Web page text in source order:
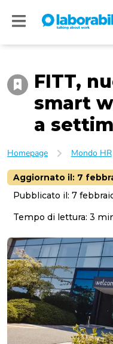
I nostri social
Accedi
People
Company
FITT,
smart
a
Homepage Mondo HR
Aggiornato il: 7
Pubblicato il: 7
Tempo di lettura: 3